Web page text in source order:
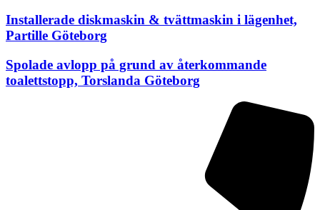
Installerade diskmaskin & tvättmaskin i lägenhet,
Partille Göteborg
Spolade avlopp på grund av återkommande
toalettstopp, Torslanda Göteborg